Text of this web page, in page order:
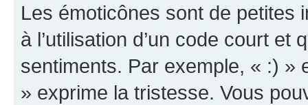
Les émoticônes sont de petites
à l’utilisation d’un code court et
sentiments. Par exemple, « :) »
» exprime la tristesse. Vous